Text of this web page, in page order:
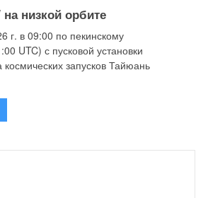
низкой орбите
г. в 09:00 по пекинскому
UTC) с пусковой установки
запусков Тайюань